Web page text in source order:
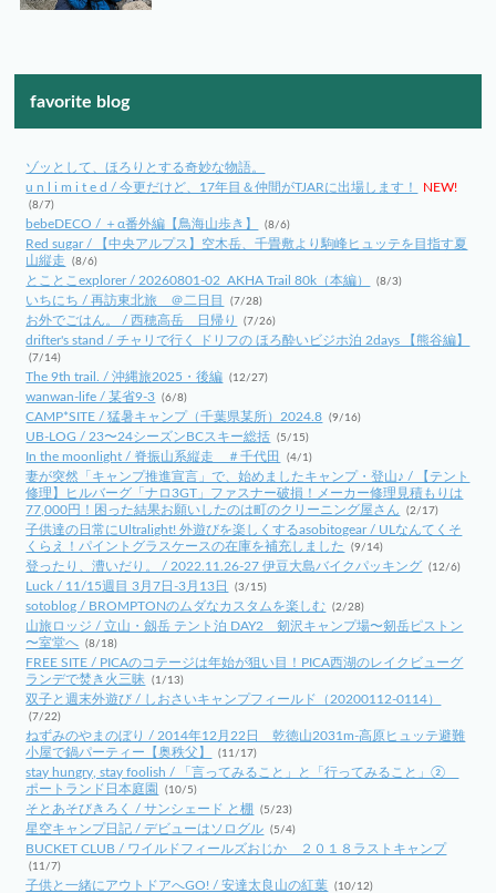
favorite blog
ゾッとして、ほろりとする奇妙な物語。
u n l i m i t e d / 今更だけど、17年目＆仲間がTJARに出場します！
NEW!
(8/7)
bebeDECO / ＋α番外編【鳥海山歩き】 (8/6)
Red sugar / 【中央アルプス】空木岳、千畳敷より駒峰ヒュッテを目指す夏
山縦走
(8/6)
とことこexplorer / 20260801-02_AKHA Trail 80k（本編） (8/3)
いちにち / 再訪東北旅 ＠二日目 (7/28)
お外でごはん。 / 西穂高岳 日帰り (7/26)
drifter's stand / チャリで行く ドリフの ほろ酔いビジホ泊 2days 【熊谷編】
(7/14)
The 9th trail. / 沖縄旅2025・後編 (12/27)
wanwan-life / 某省9-3 (6/8)
CAMP*SITE / 猛暑キャンプ（千葉県某所）2024.8 (9/16)
UB-LOG / 23〜24シーズンBCスキー総括 (5/15)
In the moonlight / 脊振山系縦走 ＃千代田 (4/1)
妻が突然「キャンプ推進宣言」で、始めましたキャンプ・登山♪ / 【テント
修理】ヒルバーグ「ナロ3GT」ファスナー破損！メーカー修理見積もりは
77,000円！困った結果お願いしたのは町のクリーニング屋さん
(2/17)
子供達の日常にUltralight! 外遊びを楽しくするasobitogear / ULなんてくそ
くらえ！パイントグラスケースの在庫を補充しました
(9/14)
登ったり、漕いだり。 / 2022.11.26-27 伊豆大島バイクパッキング (12/6)
Luck / 11/15週目 3月7日-3月13日 (3/15)
sotoblog / BROMPTONのムダなカスタムを楽しむ (2/28)
山旅ロッジ / 立山・劔岳 テント泊 DAY2 剱沢キャンプ場〜剱岳ピストン
〜室堂へ (8/18)
FREE SITE / PICAのコテージは年始が狙い目！PICA西湖のレイクビューグ
ランデで焚き火三昧
(1/13)
双子と週末外遊び / しおさいキャンプフィールド（20200112-0114）
(7/22)
ねずみのやまのぼり / 2014年12月22日 乾徳山2031m-高原ヒュッテ避難
小屋で鍋パーティー【奥秩父】
(11/17)
stay hungry, stay foolish / 「言ってみること」と「行ってみること」②
ポートランド日本庭園
(10/5)
そとあそびきろく / サンシェード と棚 (5/23)
星空キャンプ日記 / デビューはソログル (5/4)
BUCKET CLUB / ワイルドフィールズおじか ２０１８ラストキャンプ
(11/7)
子供と一緒にアウトドアへGO! / 安達太良山の紅葉 (10/12)